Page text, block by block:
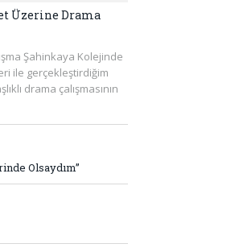
Üzerine Drama
Şahinkaya Kolejinde
ile gerçekleştirdiğim
drama çalışmasının
Olsaydım”